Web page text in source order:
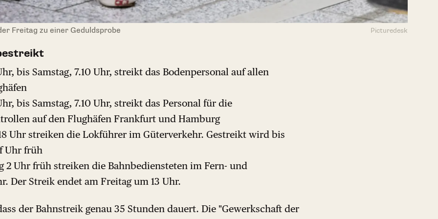
Freitag zu einer Geduldsprobe Picturedesk
bis Samstag, 7.10 Uhr, streikt das Bodenpersonal auf allen
bis Samstag, 7.10 Uhr, streikt das Personal für die
auf den Flughäfen Frankfurt und Hamburg
Uhr streiken die Lokführer im Güterverkehr. Gestreikt wird bis
Uhr früh
2 Uhr früh streiken die Bahnbediensteten im Fern- und
Der Streik endet am Freitag um 13 Uhr.
der Bahnstreik genau 35 Stunden dauert. Die "Gewerkschaft der